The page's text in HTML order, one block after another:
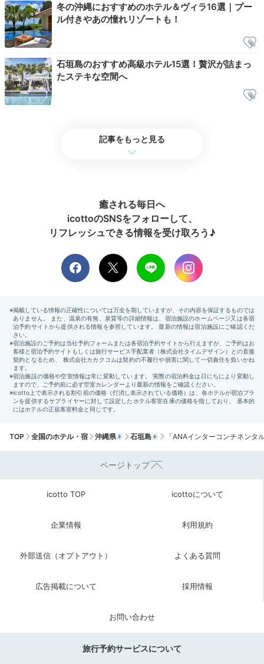
私達はレンタカーでしたが、スタッフの方にタクシーの
手配が必要か尋ねていただき、心遣いが嬉しかったで
す。
Sightseeing
石垣島の絶景を
石垣島をドライブ エ
市民の憩いの遊び場でもある「バンナ公園」。少し高地
に進むと「エメラルドの海を見る展望台」から島内を一
望できます。サンゴ礁の洞窟「石垣島鍾乳洞」もライト
アップされていて、見応えがありますよ。
「石垣島鍾乳洞」と「バンナ公園」「エメラルドの海を見る展望
台」を観光。石垣島の海は絶景でした。最後に島内を見渡すことが
できてよかったです！
Return trip
施設充実のホテルへ
「ANAインターコンチネンタル石垣リゾート」は、島
内随一の規模を誇る石垣島を代表するホテル。食も海も
冬の沖縄におすすめのホテル＆ヴィラ16選｜プー
ル付きやあの憧れリゾートも！
石垣島のおすすめ高級ホテル15選！贅沢が詰まっ
たステキな空間へ
記事をもっと見る
癒される毎日へ
icottoのSNSをフォローして、
リフレッシュできる情報を受け取ろう♪
TOP 全国のホテル・宿 沖縄県 石垣島 「ANAインターコンチネンタ
ページトップ
icotto TOP icottoについて
企業情報 利用規約
外部送信（オプトアウト） よくある質問
広告掲載について 採用情報
お問い合わせ
旅行予約サービスについて